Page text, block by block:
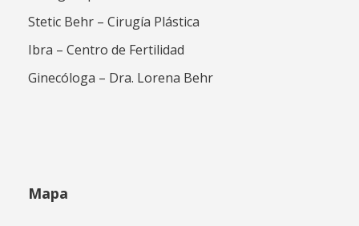
Stetic Behr – Cirugía Plástica
Ibra – Centro de Fertilidad
Ginecóloga – Dra. Lorena Behr
Mapa